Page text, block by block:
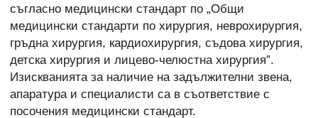
съгласно медицински стандарт по „Общи
медицински стандарти по хирургия, неврохирургия,
гръдна хирургия, кардиохирургия, съдова хирургия,
детска хирургия и лицево-челюстна хирургия”.
Изискванията за наличие на задължителни звена,
апаратура и специалисти са в съответствие с
посочения медицински стандарт.